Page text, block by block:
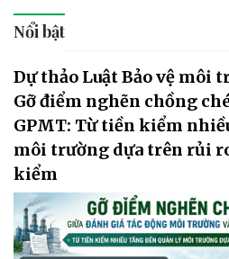
Nổi bật
Dự thảo Luật Bảo vệ môi
Gỡ điểm nghẽn chồng
GPMT: Từ tiền kiểm
môi trường dựa trên rủi
kiểm